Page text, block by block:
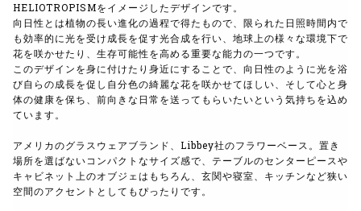
HELIOTROPISMをイメージしたデザインです。
向日性とは植物の長い進化の過程で得たもので、限られた日照時間内で
も効率的に光を受け成長を促す光合成を行い、地球上の様々な環境下で
花を咲かせたり、生存可能性を高める重要な能力の一つです。
このデザインを身に付けたり身近にすることで、向日性のように光を浴
び自らの成長を促し自分色の綺麗な花を咲かせてほしい、そして心と身
体の健康を保ち、前向きな日常を送ってもらいたいという気持ちを込め
ています。
アメリカのグラスウェアブランド、Libbey社のフラワーベース。置き
場所を選ばないコンパクトなサイズ感で、テーブルのセンターピースや
キャビネット上のオブジェはもちろん、玄関や寝室、キッチンなど狭い
空間のアクセントとしてもぴったりです。